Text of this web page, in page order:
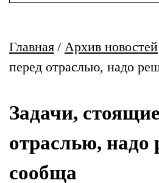
Главная / Архив новостей
перед отраслью, надо
Задачи,
отраслью, надо
сообща